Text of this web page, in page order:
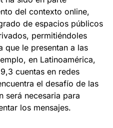
del contexto online,
de espacios públicos
permitiéndoles
que le presentan a las
en Latinoamérica,
cuentas en redes
el desafío de las
será necesaria para
los mensajes.